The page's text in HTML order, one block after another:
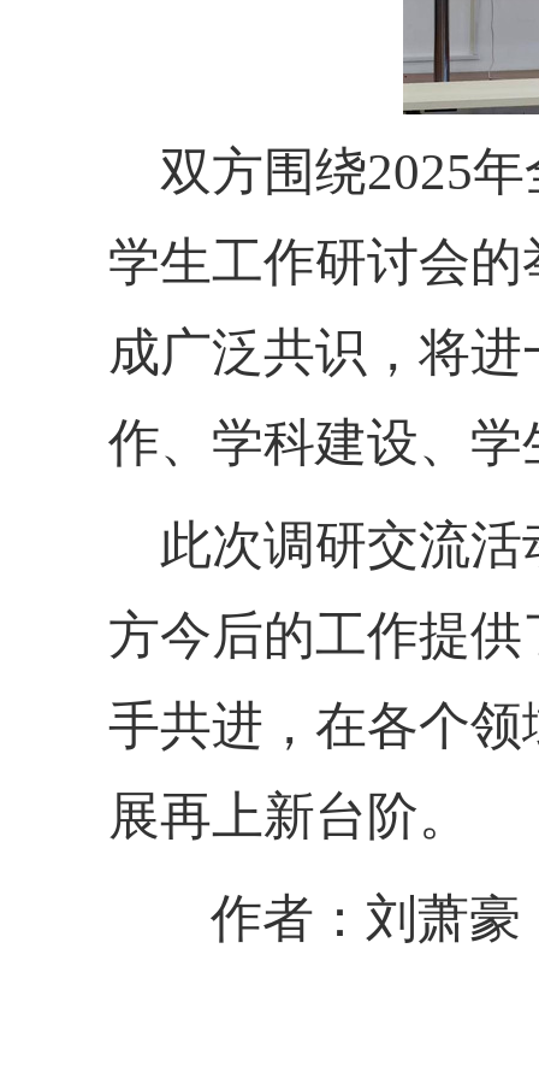
双方围绕2025
学生工作研讨会
成广泛共识，将
作、学科建设、
此次调研交流
方今后的工作提
手共进，在各个
展再上新台阶。
作者：刘萧